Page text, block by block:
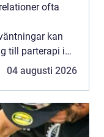
ofta
kan
till parterapi i
04 augusti 2026